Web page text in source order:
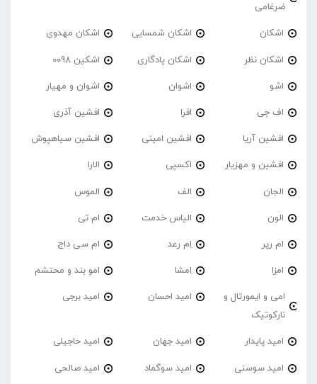
ضرغامی
اشکان اشکان شمسایی اشکان مهدوی
اشکان نظر اشکان یادگاری اشکین 0098
اشو اشوان اشوان و مهیار
اف جی افرا افشین آذری
افشین آریا افشین امینی افشین سیاهپوش
افشین و مهزیار اکسپی الارا
الجان الف الموس
الون الیاس خدمت ام تی
ام رپر اِم رعد ام سی داج
امزا اِمشا امو بند و محتشم
امی و ایمورتال و
نارکوتیک
امید احسان امید برجی
امید پایدار امید جهان امید حاجیلی
امید سوسنی امید سوگماد امید صالحی